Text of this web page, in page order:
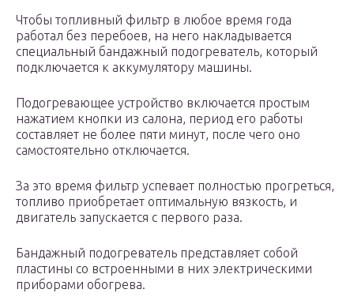
Чтобы топливный фильтр в любое время года
работал без перебоев, на него накладывается
специальный бандажный подогреватель, который
подключается к аккумулятору машины.
Подогревающее устройство включается простым
нажатием кнопки из салона, период его работы
составляет не более пяти минут, после чего оно
самостоятельно отключается.
За это время фильтр успевает полностью прогреться,
топливо приобретает оптимальную вязкость, и
двигатель запускается с первого раза.
Бандажный подогреватель представляет собой
пластины со встроенными в них электрическими
приборами обогрева.